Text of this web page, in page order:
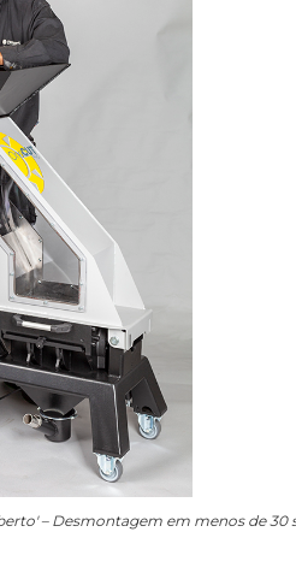
– Desmontagem em menos de 30